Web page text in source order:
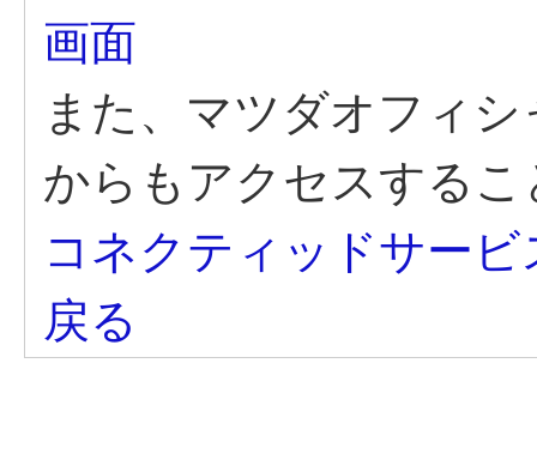
画面
また、マツダオフィ
からもアクセスする
コネクティッドサー
戻る